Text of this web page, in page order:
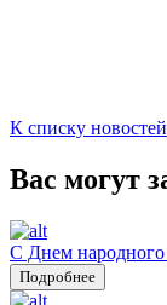
К списку новостей
Вас могут
С Днем народного
Подробнее